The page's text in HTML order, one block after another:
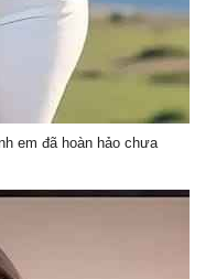
em đã hoàn hảo chưa